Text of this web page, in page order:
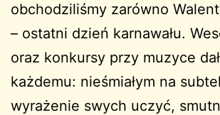
obchodziliśmy zarówno
– ostatni dzień karnawału.
oraz konkursy przy muzyce
każdemu: nieśmiałym na
wyrażenie swych uczyć,